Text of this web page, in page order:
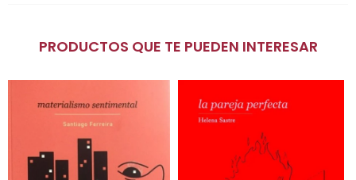
PRODUCTOS QUE TE PUEDEN INTERESAR